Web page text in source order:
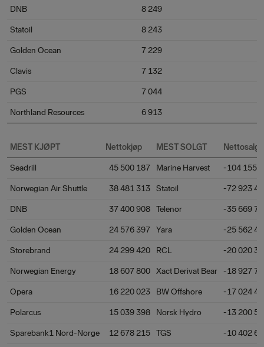
DNB 8 249
Statoil 8 243
Golden Ocean 7 229
Clavis 7 132
PGS 7 044
Northland Resources 6 913
MEST KJØPT Nettokjøp MEST SOLGT Nettosalg
Seadrill 45 500 187 Marine Harvest -104 155
Norwegian Air Shuttle 38 481 313 Statoil -72 923
DNB 37 400 908 Telenor -35 669
Golden Ocean 24 576 397 Yara -25 562
Storebrand 24 299 420 RCL -20 020
Norwegian Energy 18 607 800 Xact Derivat Bear -18 927
Opera 16 220 023 BW Offshore -17 024
Polarcus 15 039 398 Norsk Hydro -13 200
Sparebank1 Nord-Norge 12 678 215 TGS -10 402